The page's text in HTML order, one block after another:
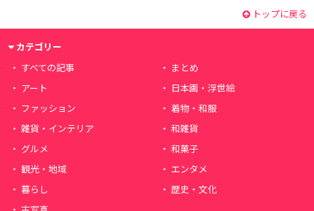
トップに戻る
カテゴリー
すべての記事
まとめ
アート
日本画・浮世絵
ファッション
着物・和服
雑貨・インテリア
和雑貨
グルメ
和菓子
観光・地域
エンタメ
暮らし
歴史・文化